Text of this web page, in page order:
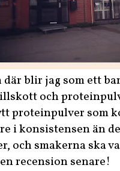
blir jag som ett
och
proteinpulver som
i konsistensen än
och smakerna ska
recension senare!